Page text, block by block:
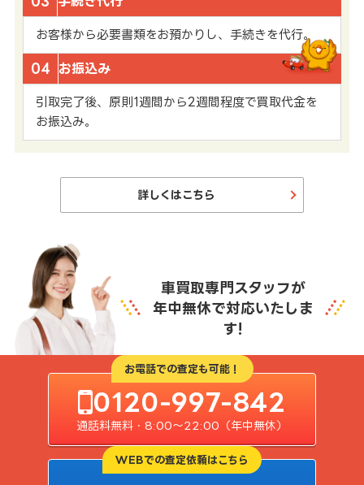
お客様から必要書類をお預かりし、手続きを代行。
04 お振込み
引取完了後、原則1週間から2週間程度で買取代金を
お振込み。
詳しくはこちら
車買取専門スタッフが
年中無休で対応いたしま
す!
お電話での査定も可能！
0120-997-842
通話料無料・8:00〜22:00（年中無休）
WEBでの査定依頼はこちら